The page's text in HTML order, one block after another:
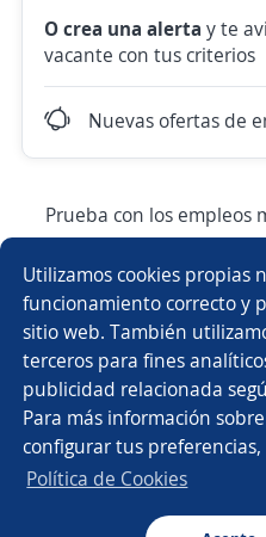
Utilizamos cookies propias
funcionamiento correcto y
sitio web. También
terceros para fines
publicidad relacionada
Para más información
configurar tus
Política de Cookies
O crea una alerta y te
vacante con tus criterios
Nuevas ofertas de
Prueba con los empleos
Asesor/a comercial
Producción Ejecutivo/a
Auxiliar de almacén
Asesor/a servicio al cliente
Auxiliar de cocina